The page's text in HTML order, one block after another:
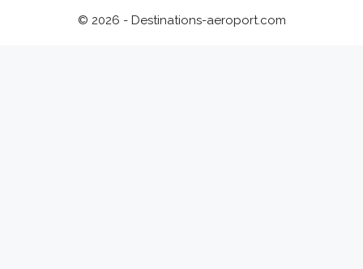
© 2026 - Destinations-aeroport.com